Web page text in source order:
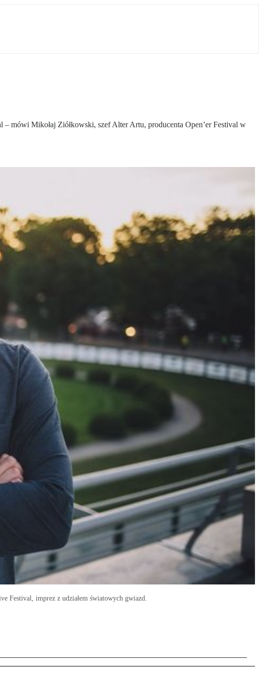
mówi Mikołaj Ziółkowski, szef Alter Artu, producenta Open’er Festival w
Festival, imprez z udziałem światowych gwiazd.